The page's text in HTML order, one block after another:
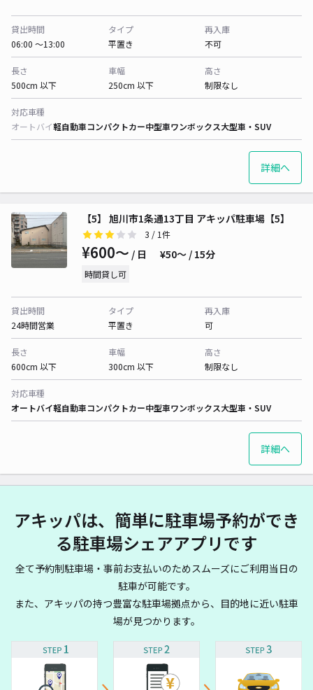
貸出時間
06:00 〜13:00
タイプ
平置き
再入庫
不可
長さ
500cm 以下
車幅
250cm 以下
高さ
制限なし
対応車種
オートバイ軽自動車コンパクトカー中型車ワンボックス大型車・SUV
詳細へ
【5】 旭川市1条通13丁目 アキッパ駐車場【5】
3 / 1件
¥600〜 / 日 ¥50〜 / 15分
時間貸し可
貸出時間
24時間営業
タイプ
平置き
再入庫
可
長さ
600cm 以下
車幅
300cm 以下
高さ
制限なし
対応車種
オートバイ軽自動車コンパクトカー中型車ワンボックス大型車・SUV
詳細へ
アキッパは、簡単に駐車場予約ができ
る駐車場シェアアプリです
全て予約制駐車場・事前お支払いのためスムーズにご利用当日の
駐車が可能です。
また、アキッパの持つ豊富な駐車場拠点から、目的地に近い駐車
場が見つかります。